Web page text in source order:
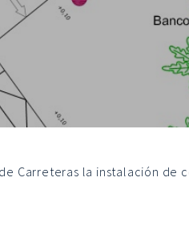
Carreteras la instalación de